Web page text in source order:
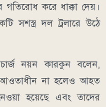
গতিরোধ করে ধাক্কা দেয়।
সশস্ত্র দল ট্রলারে উঠে
নয়ন কারকুন বলেন,
আওতাধীন না হলেও আহত
হয়েছে এবং তাদের